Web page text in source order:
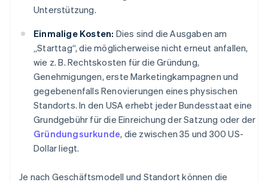
Unterstützung.
Einmalige Kosten: Dies sind die Ausgaben am
„Starttag“, die möglicherweise nicht erneut anfallen,
wie z. B. Rechtskosten für die Gründung,
Genehmigungen, erste Marketingkampagnen und
gegebenenfalls Renovierungen eines physischen
Standorts. In den USA erhebt jeder Bundesstaat eine
Grundgebühr für die Einreichung der Satzung oder der
Gründungsurkunde, die zwischen 35 und 300 US-
Dollar liegt.
Je nach Geschäftsmodell und Standort können die